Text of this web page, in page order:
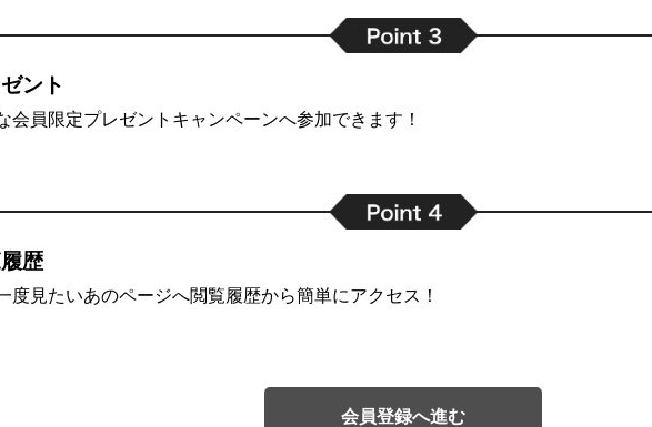
ント
会員限定プレゼントキャンペーンへ参加できます！
歴
度見たいあのページへ閲覧履歴から簡単にアクセス！
会員登録へ進む